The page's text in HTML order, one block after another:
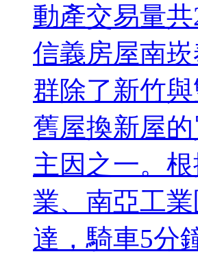
動產交易量
信義房屋南
群除了新竹
舊屋換新屋
主因之一。
業、南亞工
達，騎車5分